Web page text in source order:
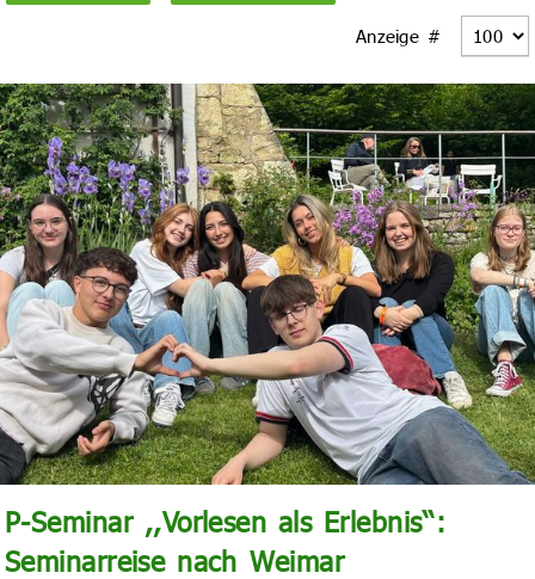
Anzeige #
P-Seminar ,,Vorlesen als Erlebnis‘‘:
Seminarreise nach Weimar